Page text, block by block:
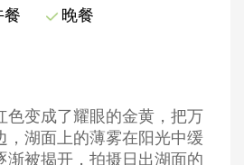
餐 晚餐
色变成了耀眼的金黄，把万
，湖面上的薄雾在阳光中缓
渐被揭开，拍摄日出湖面的